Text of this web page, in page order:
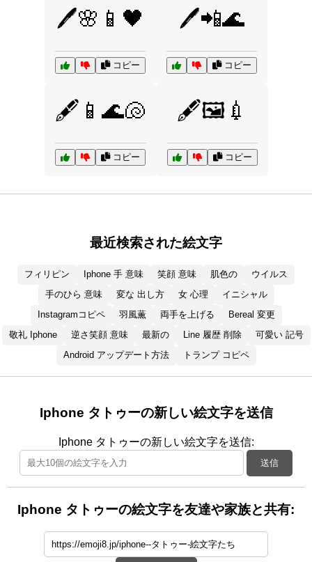
🖊️🌸📱🖤
コピー
🖊️📲🌊
コピー
🖋️📱🌊🐚
コピー
🖋️🖼️💉
コピー
最近検索された絵文字
フィリピン Iphone 手 意味 笑顔 意味 肌色の
ウイルス
手のひら 意味
変な 出し方 女 心理
イニシャル
Instagramコピペ
羽風薫 両手を上げる
Bereal 変更
敬礼 Iphone
逆さ笑顔 意味 最新の Line 履歴 削除
可愛い 記号
Android アップデート方法
トランプ コピペ
Iphone タトゥーの新しい絵文字を送信
Iphone タトゥーの新しい絵文字を送信:
送信
Iphone タトゥーの絵文字を友達や家族と共有: